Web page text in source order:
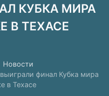
КУБКА МИРА
В ТЕХАСЕ
Новости
финал Кубка мира
в Техасе